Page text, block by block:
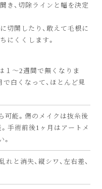
き、切除ラインと幅を決定
切開したり、敢えて毛根に
にくくします。
１〜2週間で無くなりま
で白くなって、ほとんど見
可能。傷のメイクは抜糸後
。手術前後1ヶ月はアートメ
れと消失、縦シワ、左右差、